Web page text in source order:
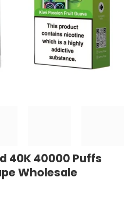
40K 40000 Puffs
Wholesale